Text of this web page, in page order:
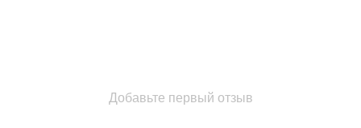
Добавьте первый отзыв